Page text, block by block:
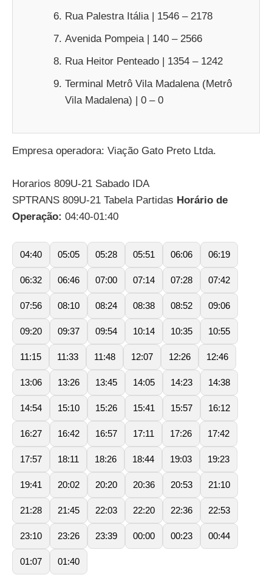
Rua Palestra Itália | 1546 – 2178
Avenida Pompeia | 140 – 2566
Rua Heitor Penteado | 1354 – 1242
Terminal Metrô Vila Madalena (Metrô
Vila Madalena) | 0 – 0
Empresa operadora: Viação Gato Preto Ltda.
Horarios 809U-21 Sabado IDA
SPTRANS 809U-21 Tabela Partidas Horário de
Operação: 04:40-01:40
04:40 05:05 05:28 05:51 06:06 06:19
06:32 06:46 07:00 07:14 07:28 07:42
07:56 08:10 08:24 08:38 08:52 09:06
09:20 09:37 09:54 10:14 10:35 10:55
11:15 11:33 11:48 12:07 12:26 12:46
13:06 13:26 13:45 14:05 14:23 14:38
14:54 15:10 15:26 15:41 15:57 16:12
16:27 16:42 16:57 17:11 17:26 17:42
17:57 18:11 18:26 18:44 19:03 19:23
19:41 20:02 20:20 20:36 20:53 21:10
21:28 21:45 22:03 22:20 22:36 22:53
23:10 23:26 23:39 00:00 00:23 00:44
01:07 01:40